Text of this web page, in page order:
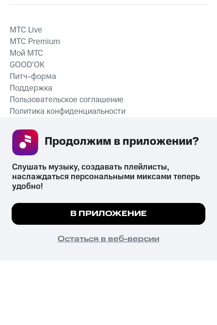
СКАЧАТЬ ПРИЛОЖЕНИЕ
MTС Live
MTС Premium
Мой МТС
GOOD’OK
Питч-форма
Поддержка
Пользовательское соглашение
Политика конфиденциальности
психотропных веществ, их аналогов причиняет вред здоровью,
их незаконный оборот запрещён и влечёт установленную
законодательством ответственность.
© 2026 ООО «КИОН».
Все права защищены
Мы используем куки, чтобы на сайте все
Подробнее
ПОНЯТНО
Слушать музыку, создавать плейлисты,
наслаждаться персональными миксами теперь
удобно!
В ПРИЛОЖЕНИЕ
Остаться в веб-версии